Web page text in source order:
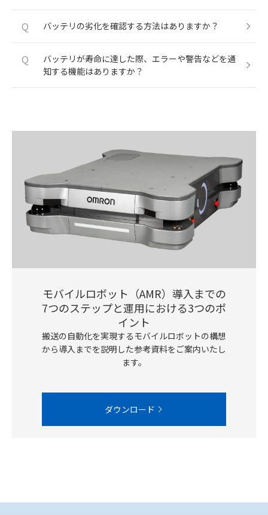
Q バッテリの劣化を確認する方法はありますか？
Q
バッテリが寿命に達した際、エラーや警告などを通
知する機能はありますか？
モバイルロボット（AMR）導入までの
7つのステップと運用における3つのポ
イント
搬送の自動化を実現するモバイルロボットの構想
から導入までを説明した参考資料をご案内いたし
ます。
ダウンロード